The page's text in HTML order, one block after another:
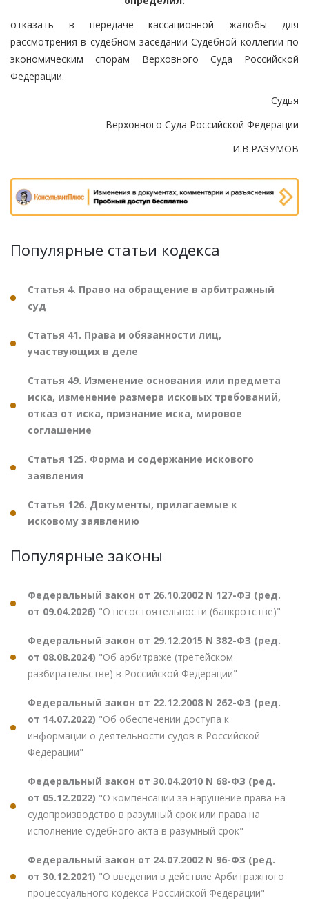
отказать в передаче кассационной жалобы для
рассмотрения в судебном заседании Судебной коллегии по
экономическим спорам Верховного Суда Российской
Федерации.
Судья
Верховного Суда Российской Федерации
И.В.РАЗУМОВ
Популярные статьи кодекса
Статья 4. Право на обращение в арбитражный
суд
Статья 41. Права и обязанности лиц,
участвующих в деле
Статья 49. Изменение основания или предмета
иска, изменение размера исковых требований,
отказ от иска, признание иска, мировое
соглашение
Статья 125. Форма и содержание искового
заявления
Статья 126. Документы, прилагаемые к
исковому заявлению
Популярные законы
Федеральный закон от 26.10.2002 N 127-ФЗ (ред.
от 09.04.2026) "О несостоятельности (банкротстве)"
Федеральный закон от 29.12.2015 N 382-ФЗ (ред.
от 08.08.2024) "Об арбитраже (третейском
разбирательстве) в Российской Федерации"
Федеральный закон от 22.12.2008 N 262-ФЗ (ред.
от 14.07.2022) "Об обеспечении доступа к
информации о деятельности судов в Российской
Федерации"
Федеральный закон от 30.04.2010 N 68-ФЗ (ред.
от 05.12.2022) "О компенсации за нарушение права на
судопроизводство в разумный срок или права на
исполнение судебного акта в разумный срок"
Федеральный закон от 24.07.2002 N 96-ФЗ (ред.
от 30.12.2021) "О введении в действие Арбитражного
процессуального кодекса Российской Федерации"